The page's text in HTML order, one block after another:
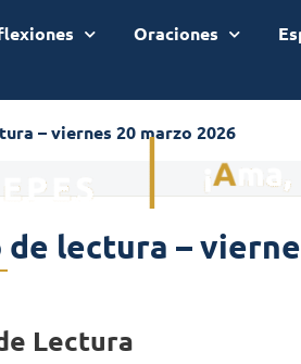
Oraciones
– viernes 20 marzo 2026
lectura –
Lectura